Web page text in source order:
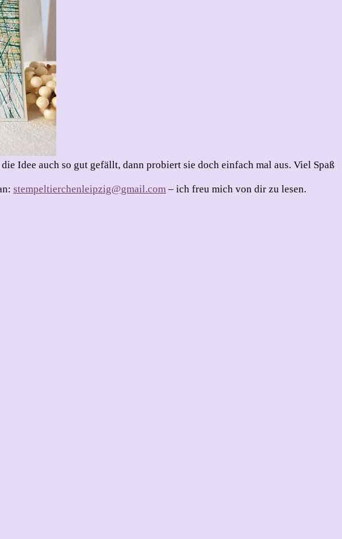
Idee auch so gut gefällt, dann probiert sie doch einfach mal aus. Viel Spaß
stempeltierchenleipzig@gmail.com – ich freu mich von dir zu lesen.